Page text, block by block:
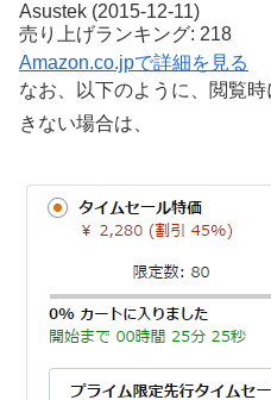
Asustek (2015-12-11)
売り上げランキング: 218
Amazon.co.jpで詳細を見る
なお、以下のように、閲覧
きない場合は、